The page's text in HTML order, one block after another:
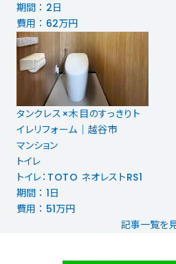
期間 ： 2日
費用 ： 62万円
タンクレス×木目のすっきりト
イレリフォーム｜越谷市
マンション
トイレ
トイレ：TOTO ネオレストRS1
期間 ： 1日
費用 ： 51万円
記事一覧を